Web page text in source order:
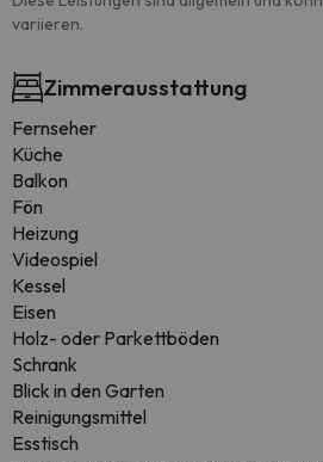
variieren.
Zimmerausstattung
Fernseher
Küche
Balkon
Fön
Heizung
Videospiel
Kessel
Eisen
Holz- oder Parkettböden
Schrank
Blick in den Garten
Reinigungsmittel
Esstisch